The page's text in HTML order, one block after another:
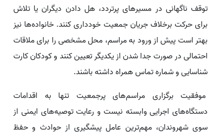
توقف ناگهانی در مسیرهای پرتردد، هل دادن دیگران یا تلاش
برای حرکت برخلاف جریان جمعیت خودداری کنند. خانواده‌ها نیز
بهتر است پیش از ورود به مراسم، محل مشخصی را برای ملاقات
احتمالی در صورت جدا شدن از یکدیگر تعیین کنند و کودکان کارت
شناسایی و شماره تماس همراه داشته باشند.
موفقیت برگزاری مراسم‌های پرجمعیت تنها به اقدامات
دستگاه‌های اجرایی وابسته نیست و رعایت توصیه‌های ایمنی از
سوی شهروندان، مهم‌ترین عامل پیشگیری از حوادث و حفظ